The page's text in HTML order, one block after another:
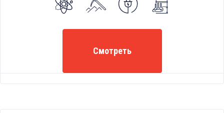
Смотреть